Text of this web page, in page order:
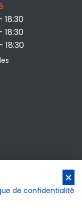
18:30
18:30
18:30
de confidentialité